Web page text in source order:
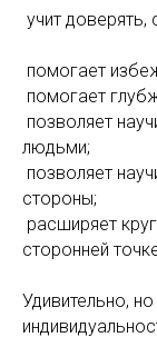
учит доверять,
помогает
помогает
позволяет
людьми;
позволяет
стороны;
расширяет
сторонней
Удивительно,